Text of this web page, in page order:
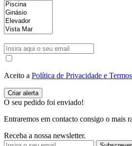
Aceito a Política de Privacidade e
O seu pedido foi enviado!
Entraremos em contacto consigo o mais
Receba a nossa newsletter.